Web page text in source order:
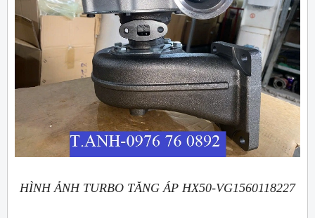
HÌNH ẢNH TURBO TĂNG ÁP HX50-VG1560118227